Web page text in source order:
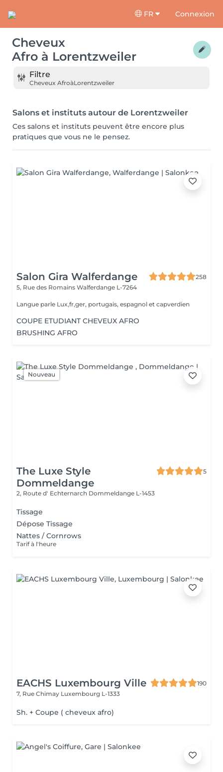
FR Connexion
Cheveux
Afro à Lorentzweiler
Filtre
Cheveux AfroàLorentzweiler
Salons et instituts autour de Lorentzweiler
Ces salons et instituts peuvent être encore plus
pratiques que vous ne le pensez.
Salon Gira Walferdange
258
5, Rue des Romains Walferdange L-7264
Langue parle Lux,fr,ger, portugais, espagnol et capverdien
COUPE ETUDIANT CHEVEUX AFRO
BRUSHING AFRO
Nouveau
The Luxe Style
Dommeldange
5
2, Route d' Echternarch Dommeldange L-1453
Tissage
Dépose Tissage
Nattes / Cornrows
Tarif à l'heure
EACHS Luxembourg Ville
190
7, Rue Chimay Luxembourg L-1333
Sh. + Coupe ( cheveux afro)